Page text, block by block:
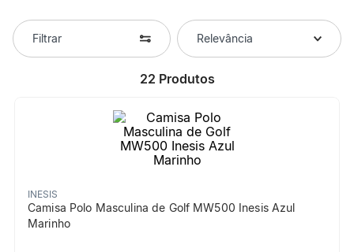
5ºFutebol Campo
Filtrar Relevância
22 Produtos
INESIS
Camisa Polo Masculina de Golf MW500 Inesis Azul
Marinho